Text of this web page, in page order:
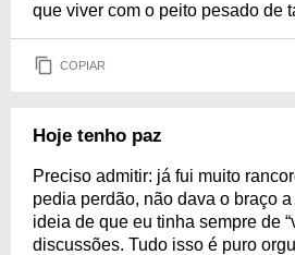
que viver com o peito pesado de
COPIAR
Hoje tenho paz
Preciso admitir: já fui muito
pedia perdão, não dava o braço
ideia de que eu tinha sempre de
discussões. Tudo isso é puro